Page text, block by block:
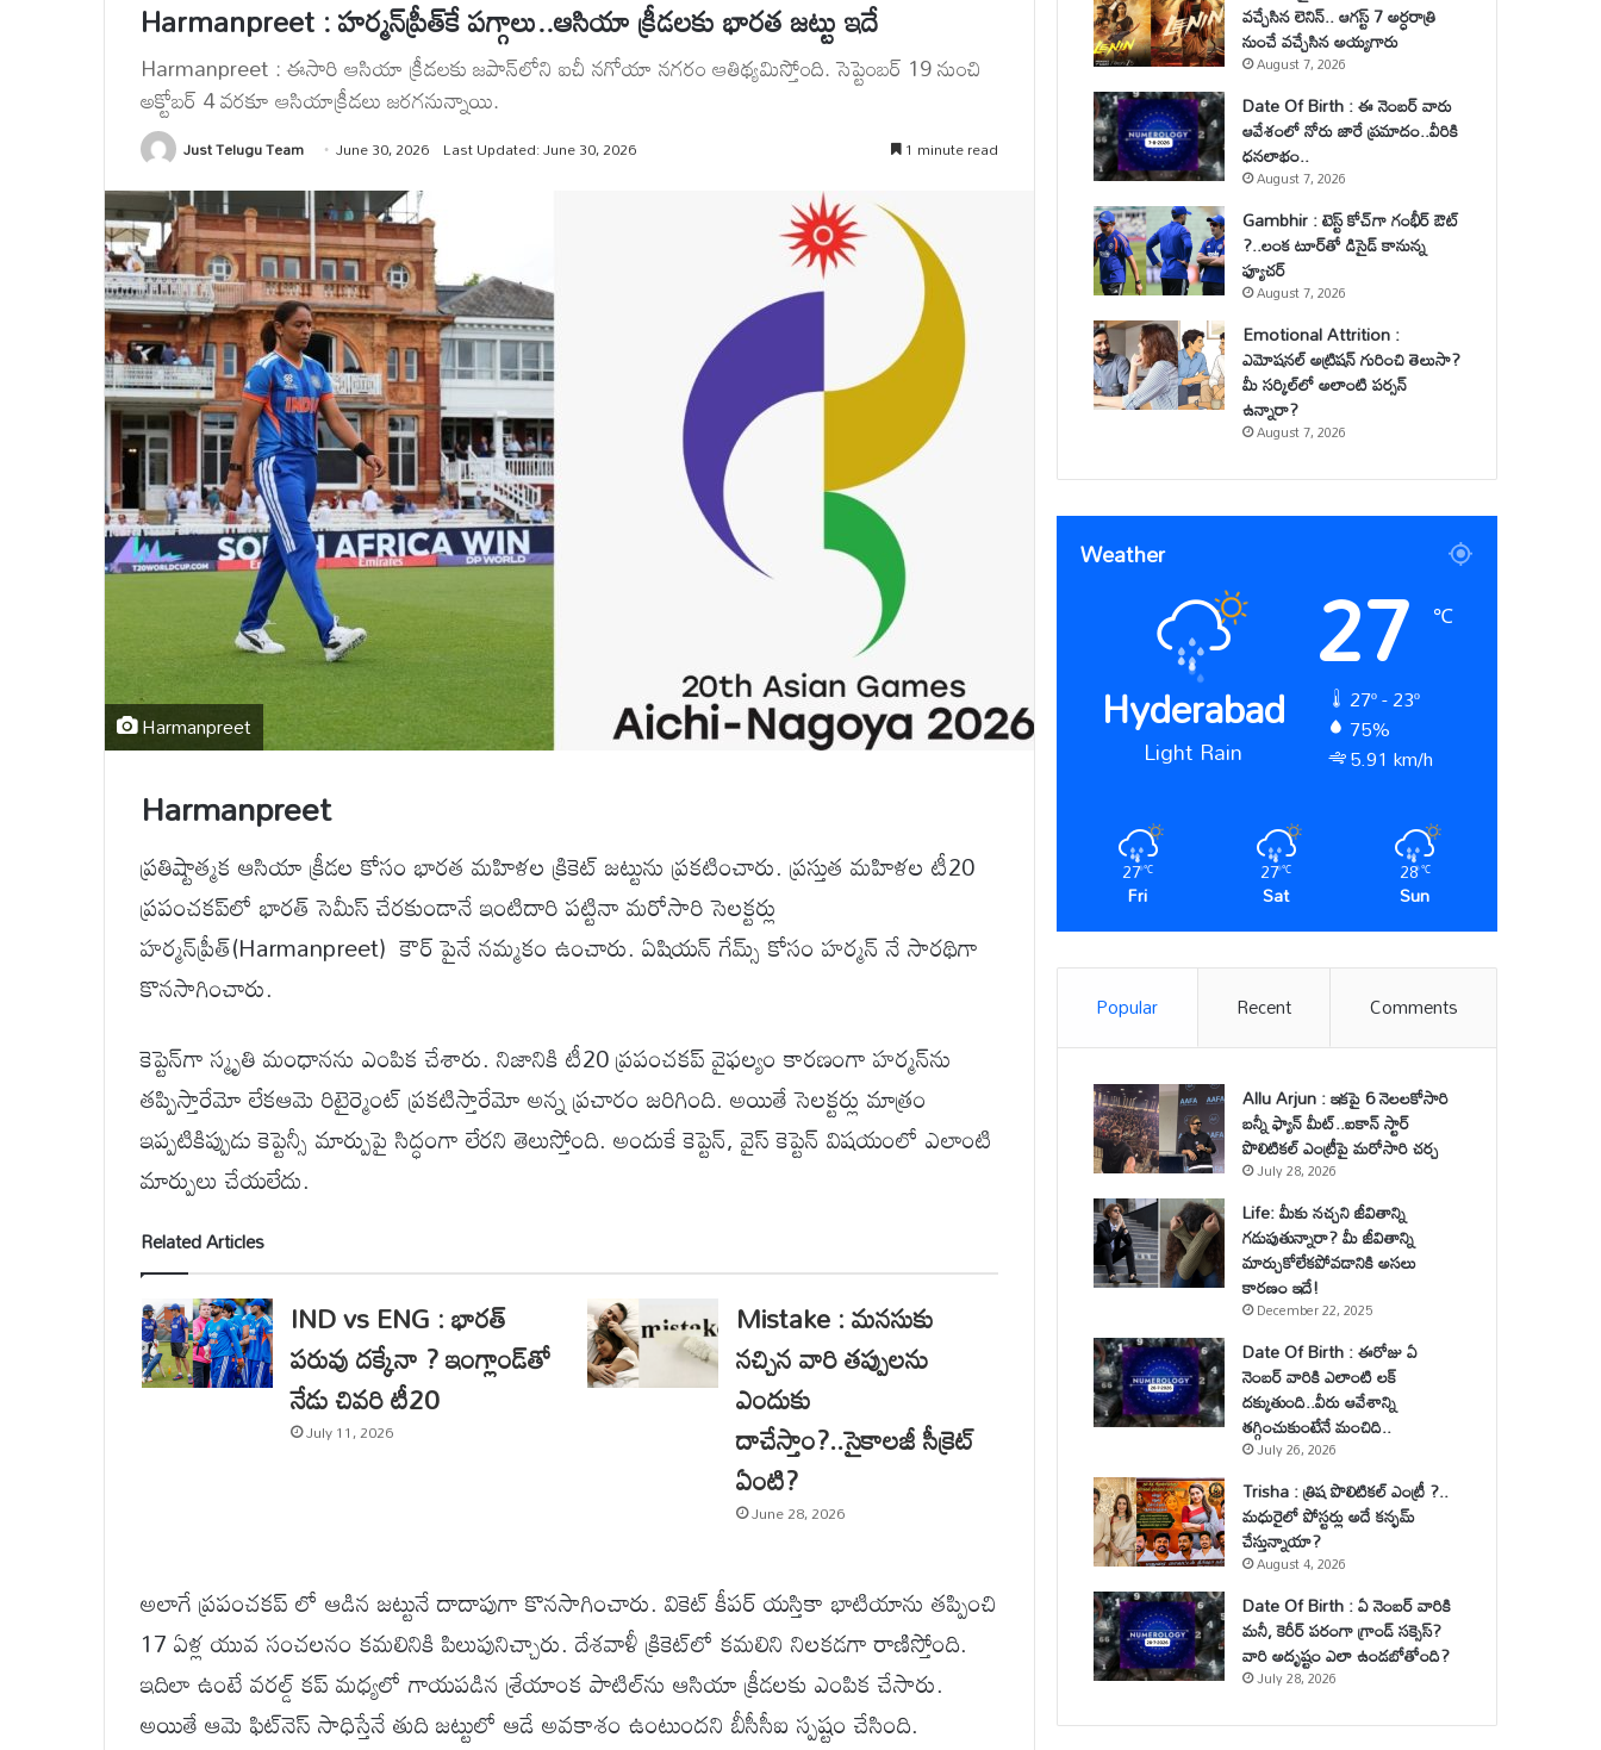
Harmanpreet : హర్మన్‌ప్రీత్‌కే పగ్గాలు..ఆసియా క్రీడలకు భారత జట్టు ఇదే
Harmanpreet : ఈసారి ఆసియా క్రీడలకు జపాన్‌లోని ఐచీ నగోయా నగరం ఆతిథ్యమిస్తోంది. సెప్టెంబర్ 19 నుంచి
అక్టోబర్ 4 వరకూ ఆసియాక్రీడలు జరగనున్నాయి.
Just Telugu Team June 30, 2026 Last Updated: June 30, 2026 1 minute read
Harmanpreet
Harmanpreet
ప్రతిష్టాత్మక ఆసియా క్రీడల కోసం భారత మహిళల క్రికెట్ జట్టును ప్రకటించారు. ప్రస్తుత మహిళల టీ20
ప్రపంచకప్‌లో భారత్ సెమీస్ చేరకుండానే ఇంటిదారి పట్టినా మరోసారి సెలక్టర్లు
హర్మన్‌ప్రీత్‌(Harmanpreet) కౌర్ పైనే నమ్మకం ఉంచారు. ఏషియన్ గేమ్స్ కోసం హర్మన్ నే సారథిగా
కొనసాగించారు.
కెప్టెన్‌గా స్మృతి మంధానను ఎంపిక చేశారు. నిజానికి టీ20 ప్రపంచకప్ వైఫల్యం కారణంగా హర్మన్‌ను
తప్పిస్తారేమో లేకఆమె రిటైర్మెంట్ ప్రకటిస్తారేమో అన్న ప్రచారం జరిగింది. అయితే సెలక్టర్లు మాత్రం
ఇప్పటికిప్పుడు కెప్టెన్సీ మార్పుపై సిద్ధంగా లేరని తెలుస్తోంది. అందుకే కెప్టెన్, వైస్ కెప్టెన్ విషయంలో ఎలాంటి
మార్పులు చేయలేదు.
Related Articles
IND vs ENG : భారత్
పరువు దక్కేనా ? ఇంగ్లాండ్‌తో
నేడు చివరి టీ20
July 11, 2026
Mistake : మనసుకు
నచ్చిన వారి తప్పులను
ఎందుకు
దాచేస్తాం?..సైకాలజీ సీక్రెట్
ఏంటి?
June 28, 2026
అలాగే ప్రపంచకప్ లో ఆడిన జట్టునే దాదాపుగా కొనసాగించారు. వికెట్ కీపర్ యస్తికా భాటియాను తప్పించి
17 ఏళ్ల యువ సంచలనం కమలినికి పిలుపునిచ్చారు. దేశవాళీ క్రికెట్‌లో కమలిని నిలకడగా రాణిస్తోంది.
ఇదిలా ఉంటే వరల్డ్ కప్ మధ్యలో గాయపడిన శ్రేయాంక పాటిల్‌ను ఆసియా క్రీడలకు ఎంపిక చేసారు.
అయితే ఆమె ఫిట్‌నెస్ సాధిస్తేనే తుది జట్టులో ఆడే అవకాశం ఉంటుందని బీసీసీఐ స్పష్టం చేసింది.
వచ్చేసిన లెనిన్.. ఆగస్ట్ 7 అర్ధరాత్రి
నుంచే వచ్చేసిన అయ్యగారు
August 7, 2026
Date Of Birth : ఈ నెంబర్ వారు
ఆవేశంలో నోరు జారే ప్రమాదం..వీరికి
ధనలాభం..
August 7, 2026
Gambhir : టెస్ట్ కోచ్‌గా గంభీర్ ఔట్
?..లంక టూర్‌తో డిసైడ్ కానున్న
ఫ్యూచర్
August 7, 2026
Emotional Attrition :
ఎమోషనల్ అట్రిషన్ గురించి తెలుసా?
మీ సర్కిల్‌లో అలాంటి పర్సన్
ఉన్నారా?
August 7, 2026
Weather
Hyderabad
Light Rain
27 ℃
27º - 23º
75%
5.91 km/h
27℃
Fri
27℃
Sat
28℃
Sun
Popular Recent Comments
Allu Arjun : ఇకపై 6 నెలలకోసారి
బన్నీ ఫ్యాన్ మీట్..ఐకాన్ స్టార్
పొలిటికల్ ఎంట్రీపై మరోసారి చర్చ
July 28, 2026
Life: మీకు నచ్చని జీవితాన్ని
గడుపుతున్నారా? మీ జీవితాన్ని
మార్చుకోలేకపోవడానికి అసలు
కారణం ఇదే!
December 22, 2025
Date Of Birth : ఈరోజు ఏ
నెంబర్ వారికి ఎలాంటి లక్
దక్కుతుంది..వీరు ఆవేశాన్ని
తగ్గించుకుంటేనే మంచిది..
July 26, 2026
Trisha : త్రిష పొలిటికల్ ఎంట్రీ ?..
మధురైలో పోస్టర్లు అదే కన్ఫమ్
చేస్తున్నాయా?
August 4, 2026
Date Of Birth : ఏ నెంబర్ వారికి
మనీ, కెరీర్ పరంగా గ్రాండ్ సక్సెస్?
వారి అదృష్టం ఎలా ఉండబోతోంది?
July 28, 2026